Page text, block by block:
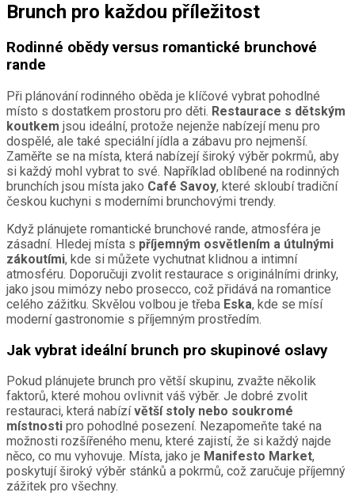
Brunch pro každou příležitost
Rodinné obědy versus romantické brunchové
rande
Při plánování rodinného oběda je klíčové vybrat pohodlné
místo s dostatkem prostoru pro děti. Restaurace s dětským
koutkem jsou ideální, protože nejenže nabízejí menu pro
dospělé, ale také speciální jídla a zábavu pro nejmenší.
Zaměřte se na místa, která nabízejí široký výběr pokrmů, aby
si každý mohl vybrat to své. Například oblíbené na rodinných
brunchích jsou místa jako Café Savoy, které skloubí tradiční
českou kuchyni s moderními brunchovými trendy.
Když plánujete romantické brunchové rande, atmosféra je
zásadní. Hledej místa s příjemným osvětlením a útulnými
zákoutími, kde si můžete vychutnat klidnou a intimní
atmosféru. Doporučuji zvolit restaurace s originálními drinky,
jako jsou mimózy nebo prosecco, což přidává na romantice
celého zážitku. Skvělou volbou je třeba Eska, kde se mísí
moderní gastronomie s příjemným prostředím.
Jak vybrat ideální brunch pro skupinové oslavy
Pokud plánujete brunch pro větší skupinu, zvažte několik
faktorů, které mohou ovlivnit váš výběr. Je dobré zvolit
restauraci, která nabízívětší stoly nebo soukromé
místnosti pro pohodlné posezení. Nezapomeňte také na
možnosti rozšířeného menu, které zajistí, že si každý najde
něco, co mu vyhovuje. Místa, jako je Manifesto Market,
poskytují široký výběr stánků a pokrmů, což zaručuje příjemný
zážitek pro všechny.